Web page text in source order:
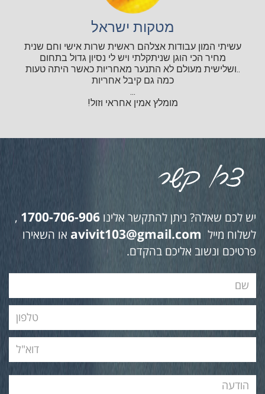
מטקות ישראל
עשיתי המון עבודות אצלהם ראשית שרות אישי וחם שנית
מחיר הכי הוגן שניתקלתי ויש לי נסיון גדול בתחום
..ושלישית מעולם לא התנער מאחריות כאשר היתה טעות
כמה גם קיבל אחריות
...
מומלץ אמין אחראי וזול!
יש לכם שאלה? ניתן להתקשר אלינו 1700-706-906
,
לשלוח מייל avivit103@gmail.com או השאירו
פרטיכם ונשוב אליכם בהקדם.